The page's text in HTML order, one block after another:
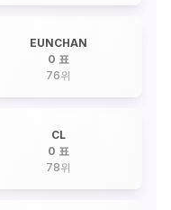
EUNCHAN
0 표
76위
CL
0 표
78위